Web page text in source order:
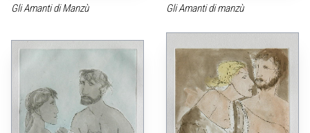
Gli Amanti di Manzù
Gli Amanti di manzù